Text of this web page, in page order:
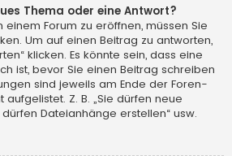
Thema oder eine Antwort?
einem Forum zu eröffnen, müssen Sie
Um auf einen Beitrag zu antworten,
klicken. Es könnte sein, dass eine
ist, bevor Sie einen Beitrag schreiben
sind jeweils am Ende der Foren-
Z. B. „Sie dürfen neue
dürfen Dateianhänge erstellen“ usw.